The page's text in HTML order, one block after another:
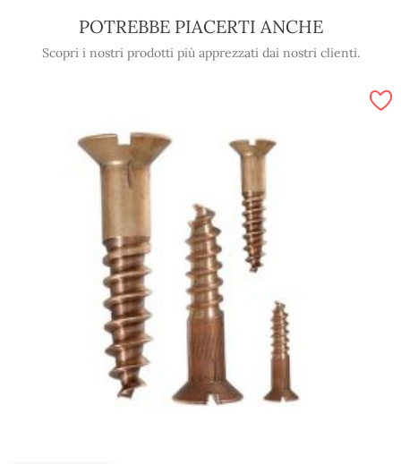
POTREBBE PIACERTI ANCHE
Scopri i nostri prodotti più apprezzati dai nostri clienti.